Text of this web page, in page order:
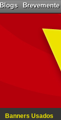
Blogs Brevemente
Banners Usados